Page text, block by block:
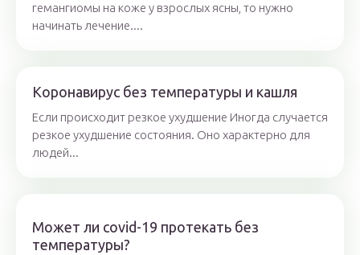
гемангиомы на коже у взрослых ясны, то нужно
начинать лечение....
Коронавирус без температуры и кашля
Если происходит резкое ухудшение Иногда случается
резкое ухудшение состояния. Оно характерно для
людей...
Может ли covid-19 протекать без
температуры?